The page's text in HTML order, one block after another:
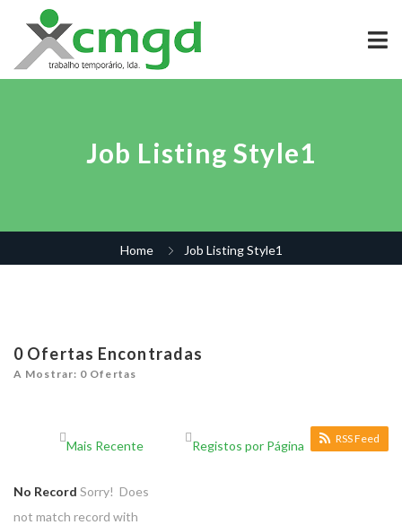
Job Listing Style1
Home Job Listing Style1
0 Ofertas Encontradas
A Mostrar: 0 Ofertas
RSS Feed
No Record Sorry! Does
not match record with